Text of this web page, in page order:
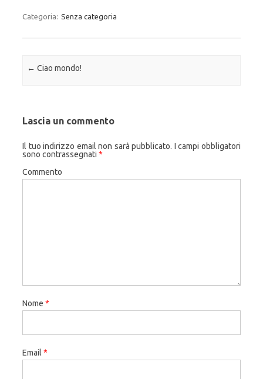
Categoria: Senza categoria
Navigazione articolo
← Ciao mondo!
Lascia un commento
Il tuo indirizzo email non sarà pubblicato. I campi obbligatori
sono contrassegnati *
Commento
Nome *
Email *